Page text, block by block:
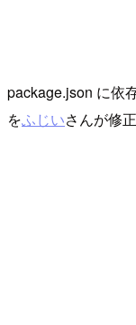
package.json に依
をふじいさんが修